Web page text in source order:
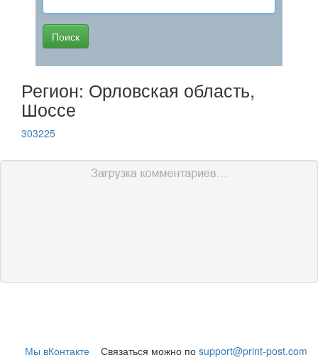
Регион: Орловская область,
Шоссе
303225
Мы вКонтакте Связаться можно по support@print-post.com